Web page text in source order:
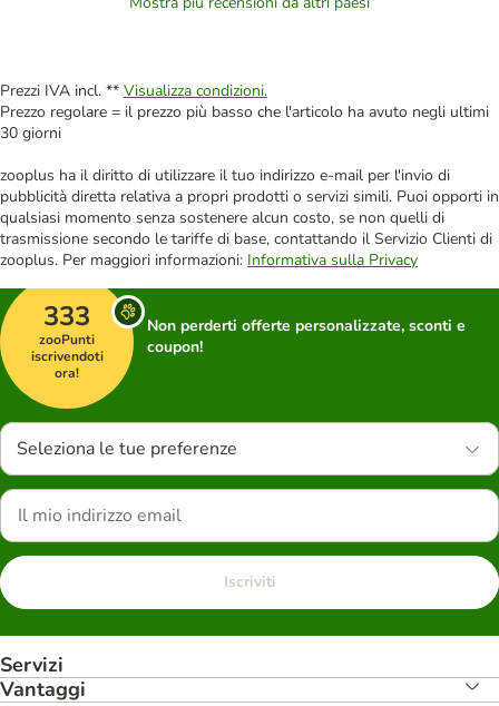
Prezzi IVA incl. ** Visualizza condizioni.
Prezzo regolare = il prezzo più basso che l'articolo ha avuto negli ultimi
30 giorni
zooplus ha il diritto di utilizzare il tuo indirizzo e-mail per l'invio di
pubblicità diretta relativa a propri prodotti o servizi simili. Puoi opporti in
qualsiasi momento senza sostenere alcun costo, se non quelli di
trasmissione secondo le tariffe di base, contattando il Servizio Clienti di
zooplus. Per maggiori informazioni: Informativa sulla Privacy
333
zooPunti
iscrivendoti
ora!
Non perderti offerte personalizzate, sconti e
coupon!
Seleziona le tue preferenze
Iscriviti
Servizi
Vantaggi